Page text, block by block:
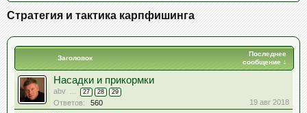
Стратегия и тактика карпфишинга
Заголовок
Последнее
сообщение ↓
Насадки и прикормки
abv ... 27 28 29
Ответов: 560 19 авг 2018